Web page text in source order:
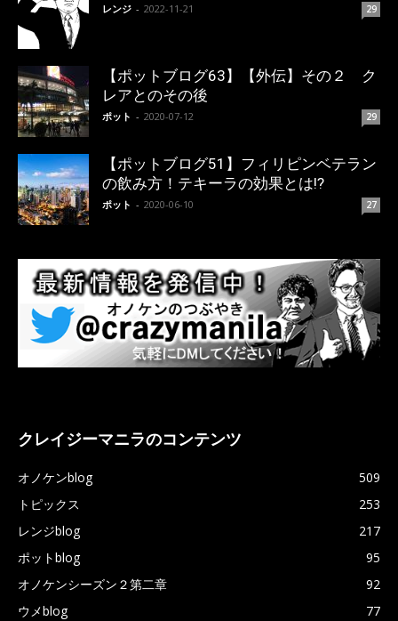
レンジ - 2022-11-21 29
【ポットブログ63】【外伝】その２ ク
レアとのその後
ポット - 2020-07-12 29
【ポットブログ51】フィリピンベテラン
の飲み方！テキーラの効果とは!?
ポット - 2020-06-10 27
クレイジーマニラのコンテンツ
オノケンblog
509
トピックス
253
レンジblog
217
ポットblog
95
オノケンシーズン２第二章
92
ウメblog
77